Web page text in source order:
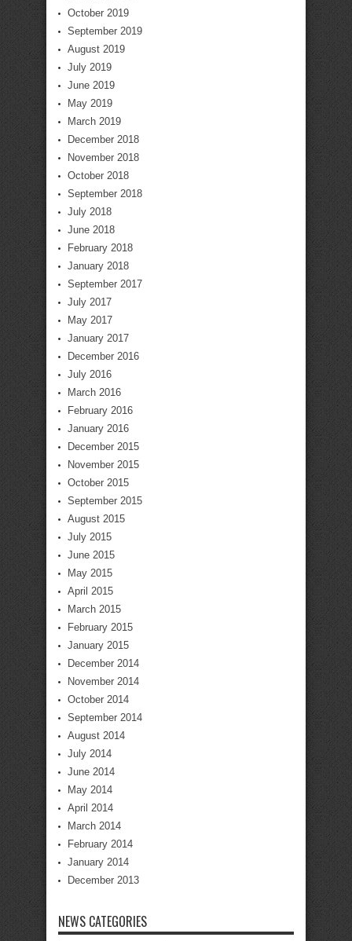
October 2019
September 2019
August 2019
July 2019
June 2019
May 2019
March 2019
December 2018
November 2018
October 2018
September 2018
July 2018
June 2018
February 2018
January 2018
September 2017
July 2017
May 2017
January 2017
December 2016
July 2016
March 2016
February 2016
January 2016
December 2015
November 2015
October 2015
September 2015
August 2015
July 2015
June 2015
May 2015
April 2015
March 2015
February 2015
January 2015
December 2014
November 2014
October 2014
September 2014
August 2014
July 2014
June 2014
May 2014
April 2014
March 2014
February 2014
January 2014
December 2013
NEWS CATEGORIES